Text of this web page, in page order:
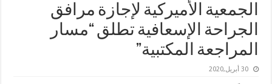
الجمعية الأميركية لإجازة مرافق
الجراحة الإسعافية تطلق “مسار
المراجعة المكتبية”
30 أبريل,2020